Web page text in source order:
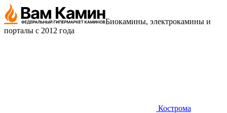
Биокамины, электрокамины и
порталы с 2012 года
Кострома